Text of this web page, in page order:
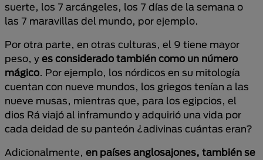
suerte, los 7 arcángeles, los 7 días de la semana o
las 7 maravillas del mundo, por ejemplo.
Por otra parte, en otras culturas, el 9 tiene mayor
peso, y es considerado también como un número
mágico. Por ejemplo, los nórdicos en su mitología
cuentan con nueve mundos, los griegos tenían a las
nueve musas, mientras que, para los egipcios, el
dios Rá viajó al inframundo y adquirió una vida por
cada deidad de su panteón ¿adivinas cuántas eran?
Adicionalmente, en países anglosajones, también se